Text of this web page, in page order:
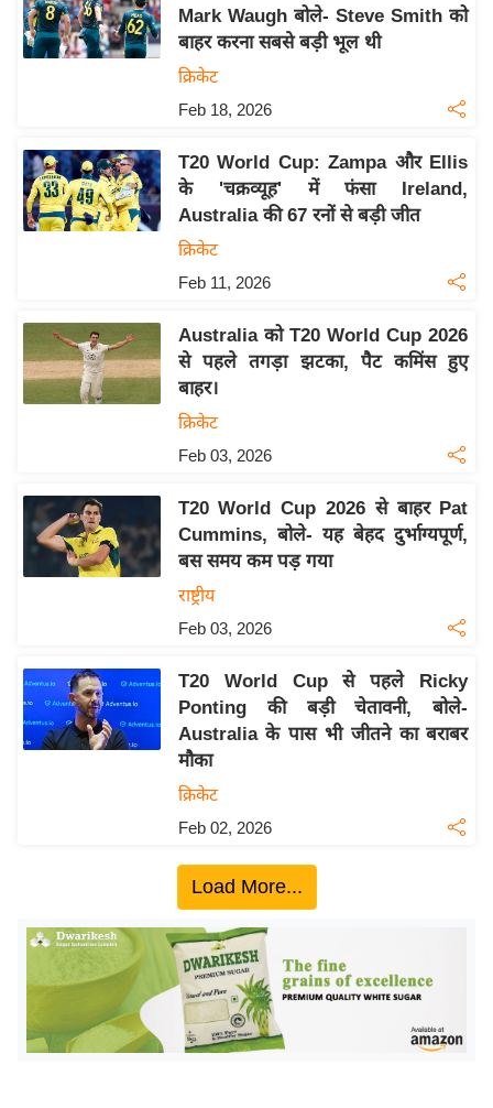
0
2
इ
म
ई
र
मि
सा
मि
सा
त
यं
ग
ज
ग
ऑ
Mark Waugh बोले- Steve Smith को
बाहर करना सबसे बड़ी भूल थी
क्रिकेट
Feb 18, 2026
T20 World Cup: Zampa और Ellis
के 'चक्रव्यूह' में फंसा Ireland,
Australia की 67 रनों से बड़ी जीत
क्रिकेट
Feb 11, 2026
Australia को T20 World Cup 2026
से पहले तगड़ा झटका, पैट कमिंस हुए
बाहर।
क्रिकेट
Feb 03, 2026
T20 World Cup 2026 से बाहर Pat
Cummins, बोले- यह बेहद दुर्भाग्यपूर्ण,
बस समय कम पड़ गया
राष्ट्रीय
Feb 03, 2026
T20 World Cup से पहले Ricky
Ponting की बड़ी चेतावनी, बोले-
Australia के पास भी जीतने का बराबर
मौका
क्रिकेट
Feb 02, 2026
Load More...